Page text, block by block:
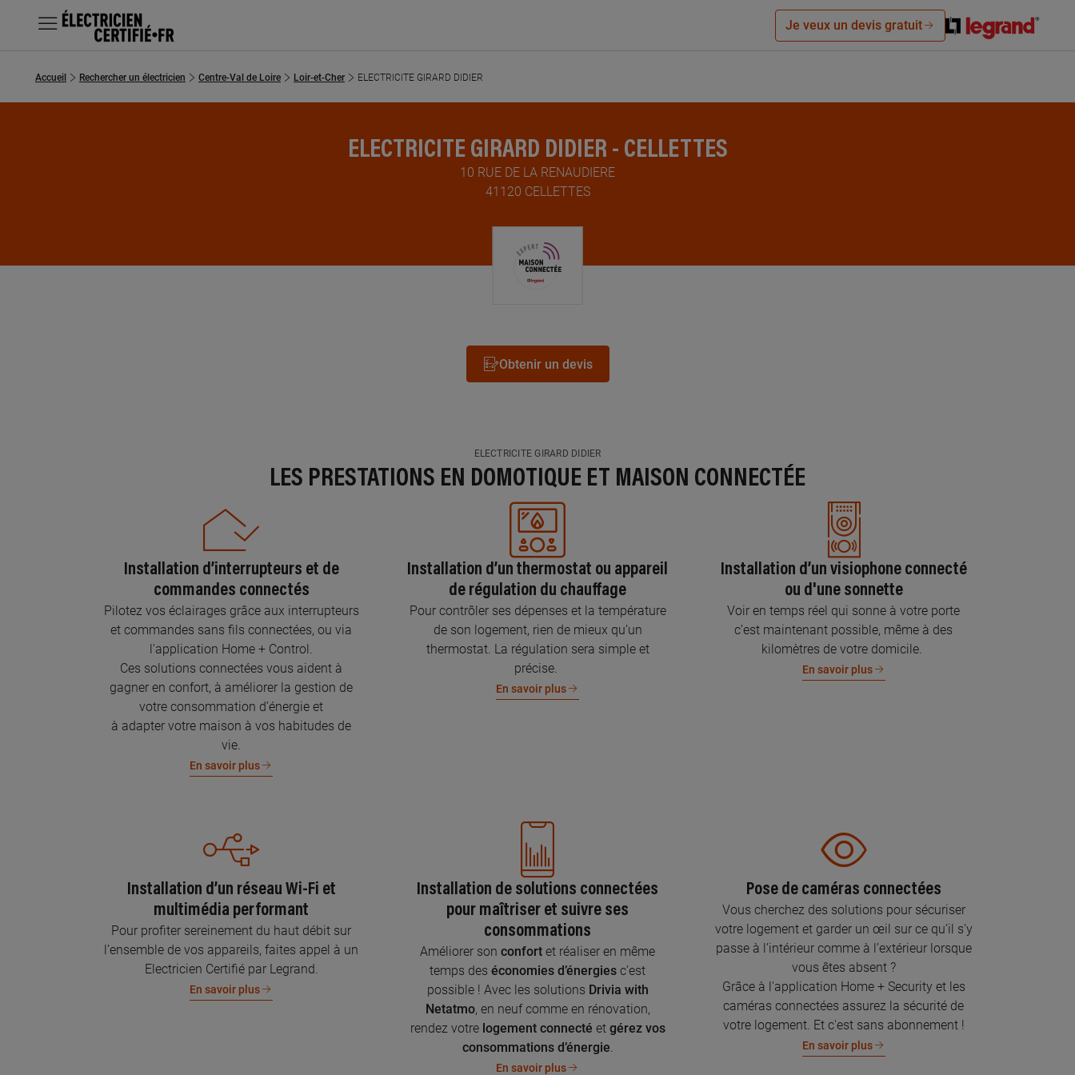
MENU
Chercher un électricien
Je veux un devis gratuit
Accueil Rechercher un électricien Centre-Val de Loire Loir-et-Cher ELECTRICITE GIRARD DIDIER
ELECTRICITE GIRARD DIDIER - CELLETTES
10 RUE DE LA RENAUDIERE
41120 CELLETTES
Obtenir un devis
ELECTRICITE GIRARD DIDIER
LES PRESTATIONS EN DOMOTIQUE ET MAISON CONNECTÉE
Installation d’interrupteurs et de
commandes connectés
Pilotez vos éclairages grâce aux interrupteurs
et commandes sans fils connectées, ou via
l'application Home + Control.
Ces solutions connectées vous aident à
gagner en confort, à améliorer la gestion de
votre consommation d’énergie et
à adapter votre maison à vos habitudes de
vie.
En savoir plus
Installation d’un thermostat ou appareil
de régulation du chauffage
Pour contrôler ses dépenses et la température
de son logement, rien de mieux qu’un
thermostat. La régulation sera simple et
précise.
En savoir plus
Installation d’un visiophone connecté
ou d'une sonnette
Voir en temps réel qui sonne à votre porte
c’est maintenant possible, même à des
kilomètres de votre domicile.
En savoir plus
Installation d’un réseau Wi-Fi et
multimédia performant
Pour profiter sereinement du haut débit sur
l’ensemble de vos appareils, faites appel à un
Electricien Certifié par Legrand.
En savoir plus
Installation de solutions connectées
pour maîtriser et suivre ses
consommations
Améliorer son confort et réaliser en même
temps des économies d’énergies c’est
possible ! Avec les solutions Drivia with
Netatmo, en neuf comme en rénovation,
rendez votre logement connecté et gérez vos
consommations d’énergie.
En savoir plus
Pose de caméras connectées
Vous cherchez des solutions pour sécuriser
votre logement et garder un œil sur ce qu’il s’y
passe à l’intérieur comme à l’extérieur lorsque
vous êtes absent ?
Grâce à l'application Home + Security et les
caméras connectées assurez la sécurité de
votre logement. Et c'est sans abonnement !
En savoir plus